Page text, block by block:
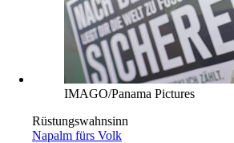
IMAGO/Panama Pictures
Rüstungswahnsinn
Napalm fürs Volk